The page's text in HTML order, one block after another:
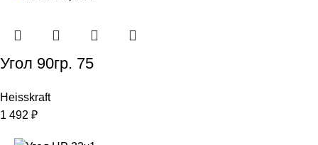
Угол 90гр. 75
Heisskraft
1 492 ₽